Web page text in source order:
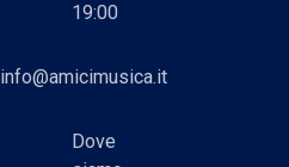
19:00
info@amicimusica.it
Dove